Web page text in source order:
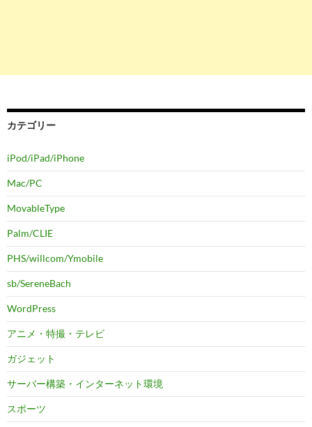
カテゴリー
iPod/iPad/iPhone
Mac/PC
MovableType
Palm/CLIE
PHS/willcom/Ymobile
sb/SereneBach
WordPress
アニメ・特撮・テレビ
ガジェット
サーバー構築・インターネット環境
スポーツ